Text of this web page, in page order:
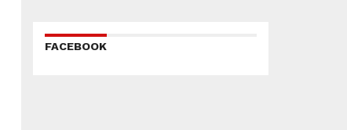
FACEBOOK